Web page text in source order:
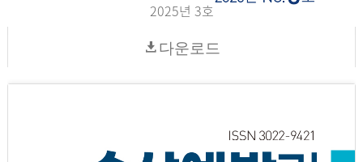
2025년 3호
다운로드